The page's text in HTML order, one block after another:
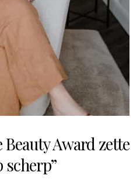
Beauty Award zette
scherp”